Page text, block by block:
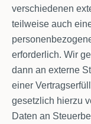
verschiedenen
teilweise auch
erforderlich. Wir
dann an externe
einer
gesetzlich hierzu
Daten an